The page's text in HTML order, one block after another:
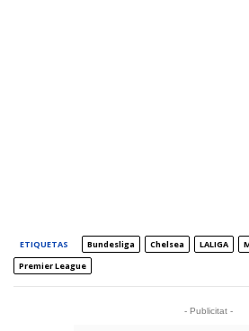
ETIQUETAS Bundesliga Chelsea LALIGA
Premier League
- Publicitat -